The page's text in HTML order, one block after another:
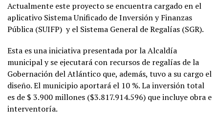
Actualmente este proyecto se encuentra cargado en el
aplicativo Sistema Unificado de Inversión y Finanzas
Pública (SUIFP) y el Sistema General de Regalías (SGR).
Esta es una iniciativa presentada por la Alcaldía
municipal y se ejecutará con recursos de regalías de la
Gobernación del Atlántico que, además, tuvo a su cargo el
diseño. El municipio aportará el 10 %. La inversión total
es de $ 3.900 millones ($3.817.914.596) que incluye obra e
interventoría.